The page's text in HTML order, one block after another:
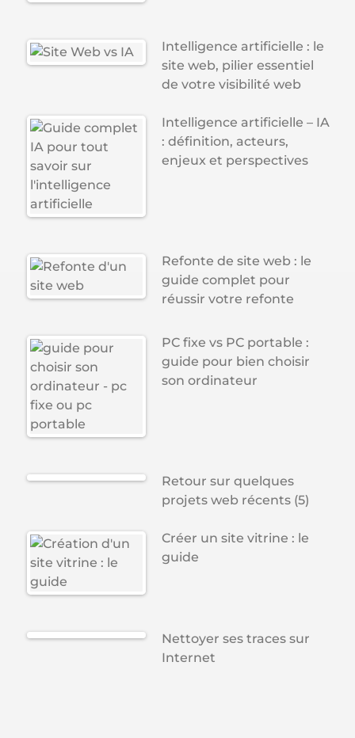
Intelligence artificielle : le
site web, pilier essentiel
de votre visibilité web
Intelligence artificielle – IA
: définition, acteurs,
enjeux et perspectives
Refonte de site web : le
guide complet pour
réussir votre refonte
PC fixe vs PC portable :
guide pour bien choisir
son ordinateur
Retour sur quelques
projets web récents (5)
Créer un site vitrine : le
guide
Nettoyer ses traces sur
Internet